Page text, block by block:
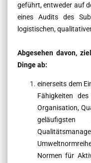
geführt, entweder auf
eines Audits des
logistischen,
Abgesehen davon,
Dinge ab:
einerseits dem
Fähigkeiten
Organisation,
Normen für